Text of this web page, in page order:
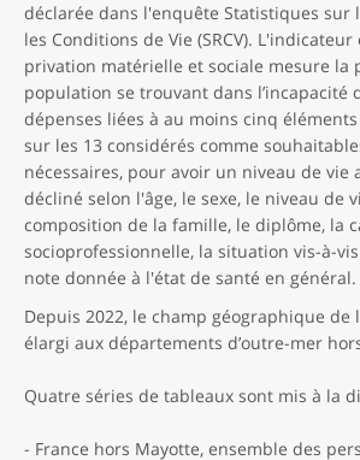
déclarée dans l'enquête Statistiques sur
les Conditions de Vie (SRCV).
privation matérielle et sociale mesure la
population se trouvant dans l’incapacité
dépenses liées à au moins cinq
sur les 13 considérés comme
nécessaires, pour avoir un niveau de vie
décliné selon l'âge, le sexe, le niveau de
composition de la famille, le diplôme, la
socioprofessionnelle, la situation vis-à-
note donnée à l'état de santé en général.
Depuis 2022, le champ géographique de
élargi aux départements d’outre-mer
Quatre séries de tableaux sont mis à la
- France hors Mayotte, ensemble des